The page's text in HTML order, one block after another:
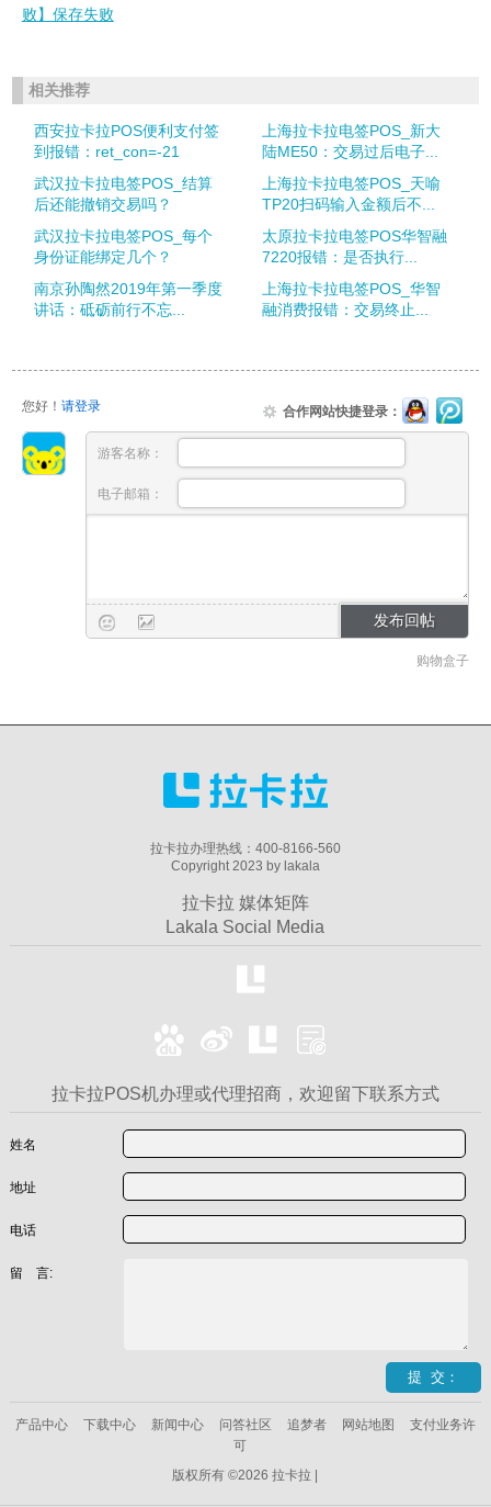
败】保存失败
相关推荐
西安拉卡拉POS便利支付签
到报错：ret_con=-21
上海拉卡拉电签POS_新大
陆ME50：交易过后电子...
武汉拉卡拉电签POS_结算
后还能撤销交易吗？
上海拉卡拉电签POS_天喻
TP20扫码输入金额后不...
武汉拉卡拉电签POS_每个
身份证能绑定几个？
太原拉卡拉电签POS华智融
7220报错：是否执行...
南京孙陶然2019年第一季度
讲话：砥砺前行不忘...
上海拉卡拉电签POS_华智
融消费报错：交易终止...
您好！ 请登录 合作网站快捷登录：
游客名称：
电子邮箱：
购物盒子
拉卡拉办理热线：400-8166-560
Copyright 2023 by lakala
拉卡拉 媒体矩阵
Lakala Social Media
拉卡拉POS机办理或代理招商，欢迎留下联系方式
姓名
地址
电话
留 言:
产品中心 下载中心 新闻中心 问答社区 追梦者 网站地图
支付业务许
可
版权所有 ©2026 拉卡拉 |